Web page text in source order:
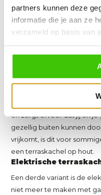
partners kunnen deze
informatie die je aan ze
verzameld op basis van
mensen. Hierbij hoeven
terrashaard aan te steken,
knopje. Daarnaast heb je
bereiden.
Je hebt natuurlijk wel een
kopen en laten bijvullen.
en zorgt ervoor dat jij en
gezellig buiten kunnen
vrijkomt, is dit voor
een terraskachel op hout.
Elektrische
Een derde variant is de
niet meer te maken met